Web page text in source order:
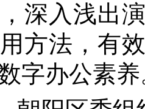
深入浅出
方法，有
字办公素